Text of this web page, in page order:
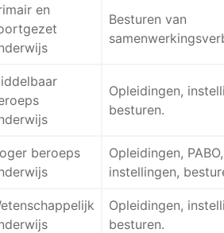
en
Besturen van
Opleidingen,
besturen.
beroeps
Opleidingen, PABO,
instellingen,
Opleidingen,
besturen.